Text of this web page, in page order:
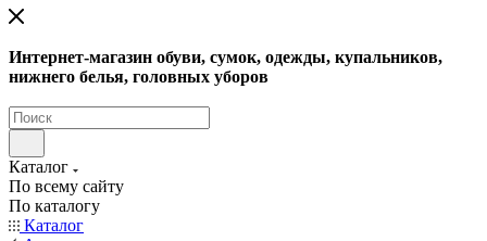
Интернет-магазин обуви, сумок, одежды, купальников,
нижнего белья, головных уборов
Каталог
По всему сайту
По каталогу
Каталог